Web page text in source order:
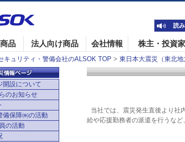
品 法人向け商品 会社情報 株主・投資
読
キュリティ・警備会社のALSOK TOP > 東日本大震災（東北
当社では、震災発生直後より社
給や応援勤務者の派遣を行うな
開設について
のお知らせ
備保障㈱の活動
の活動